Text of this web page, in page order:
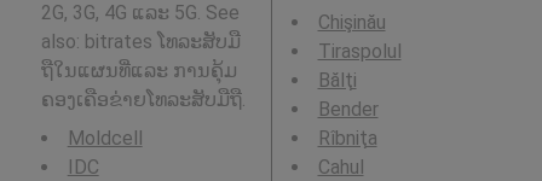
2G, 3G, 4G ແລະ 5G. See
also: bitrates ໂທລະສັບມື
ຖືໃນແຜນທີ່ແລະ ການຄຸ້ມ
ຄອງເຄືອຂ່າຍໂທລະສັບມືຖື.
Moldcell
IDC
Chişinău
Tiraspolul
Bălţi
Bender
Rîbniţa
Cahul